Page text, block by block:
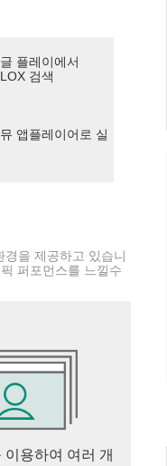
.
에서 가장 인기 있
모험을 떠나세요
플레이에서
검색
앱플레이어로 실
을 제공하고 있습니
퍼포먼스를 느낄수
이용하여 여러 개